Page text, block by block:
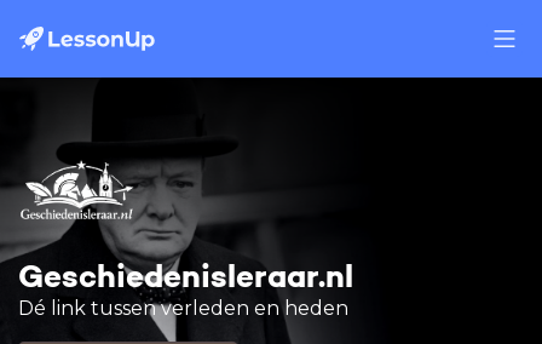
Geschiedenisleraar.nl
Dé link tussen verleden en heden